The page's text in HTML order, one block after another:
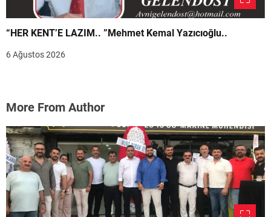
“HER KENT’E LAZIM.. ”Mehmet Kemal Yazıcıoğlu..
6 Ağustos 2026
More From Author